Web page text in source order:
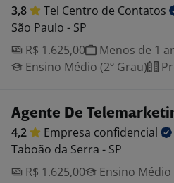
3,8 Tel Centro de Contatos
São Paulo - SP
R$ 1.625,00
Menos de 1
Ensino Médio (2º Grau)
Agente De
4,2 Empresa confidencial
Taboão da Serra - SP
R$ 1.625,00
Ensino Médio